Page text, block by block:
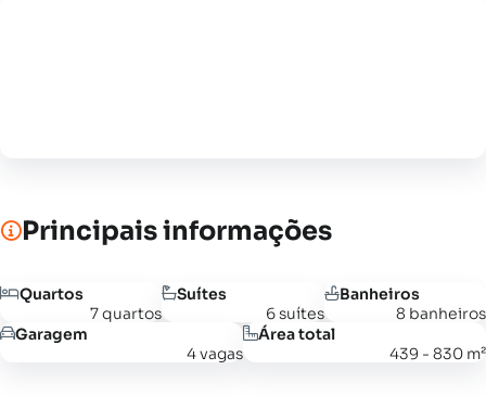
Principais informações
Quartos
7 quartos
Suítes
6 suítes
Banheiros
8 banheiros
Garagem
4 vagas
Área total
439 - 830 m²